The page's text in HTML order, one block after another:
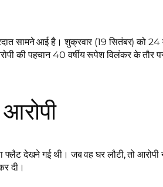
सामने आई है। शुक्रवार (19 सितंबर) को 24
की पहचान 40 वर्षीय रूपेश विलंकर के तौर
फ्लैट देखने गई थी। जब वह घर लौटी, तो
दी।